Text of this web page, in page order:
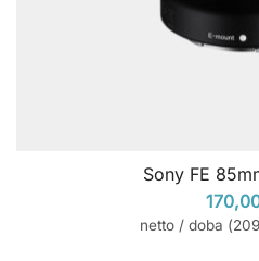
Sony FE
netto / doba (